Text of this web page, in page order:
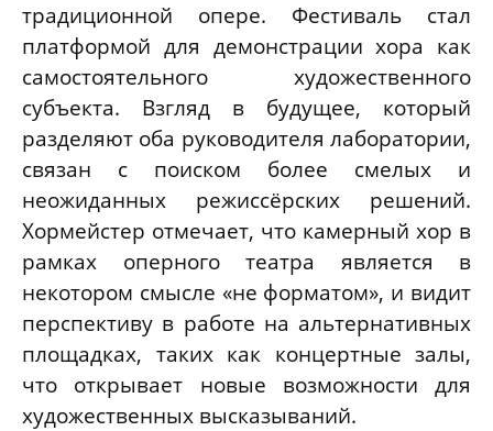
традиционной опере. Фестиваль стал
платформой для демонстрации хора как
самостоятельного художественного
субъекта. Взгляд в будущее, который
разделяют оба руководителя лаборатории,
связан с поиском более смелых и
неожиданных режиссёрских решений.
Хормейстер отмечает, что камерный хор в
рамках оперного театра является в
некотором смысле «не форматом», и видит
перспективу в работе на альтернативных
площадках, таких как концертные залы,
что открывает новые возможности для
художественных высказываний.